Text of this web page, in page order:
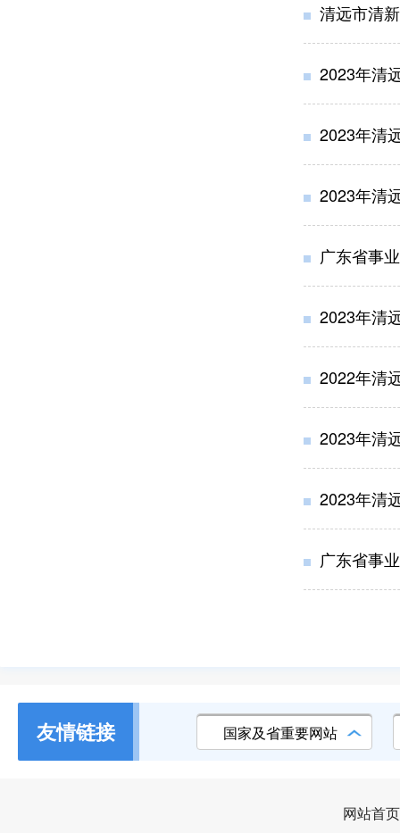
清远市清
2023年清
2023年清
2023年清
广东省事
2023年清
2022年清
2023年清
2023年清
广东省事
友情链接 国家及省重要网站
网站首页